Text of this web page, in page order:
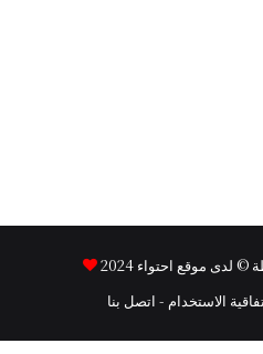
© لدى موقع احتواء 2024
الاستخدام - اتصل بنا